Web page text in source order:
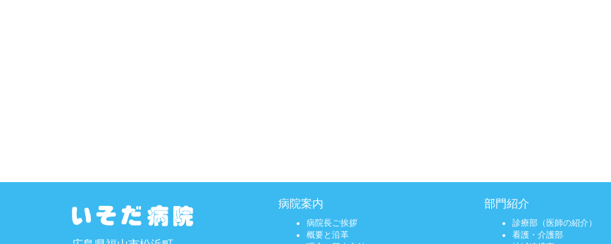
病院案内
病院長ご挨拶
概要と沿革
部門紹介
診療部（医師の紹介）
看護・介護部